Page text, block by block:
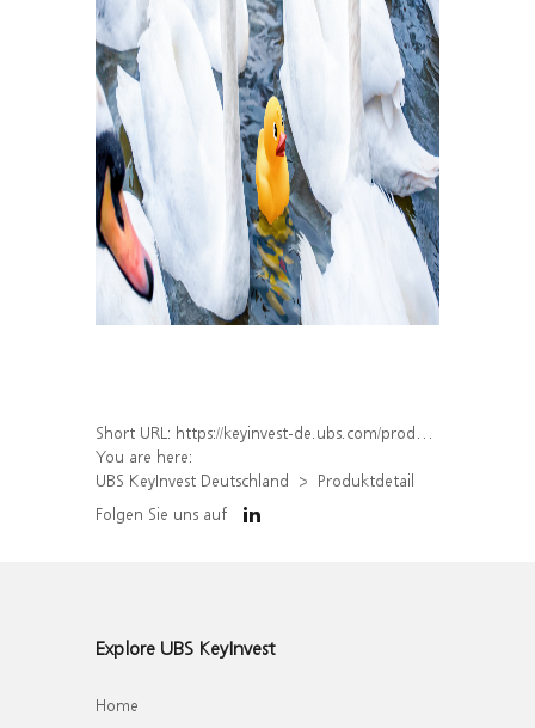
Short URL: https://keyinvest-de.ubs.com/produkt/detail/index/isin/DE000WA6T4D7
You are here:
UBS KeyInvest Deutschland
Produktdetail
Folgen Sie uns auf
Explore UBS KeyInvest
Home